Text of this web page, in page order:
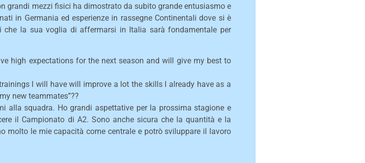
grandi mezzi fisici ha dimostrato da subito grande entusiasmo e
in Germania ed esperienze in rassegne Continentali dove si è
che la sua voglia di affermarsi in Italia sarà fondamentale per
high expectations for the next season and will give my best to
I will have will improve a lot the skills I already have as a
new teammates”??
alla squadra. Ho grandi aspettative per la prossima stagione e
il Campionato di A2. Sono anche sicura che la quantità e la
molto le mie capacità come centrale e potrò sviluppare il lavoro